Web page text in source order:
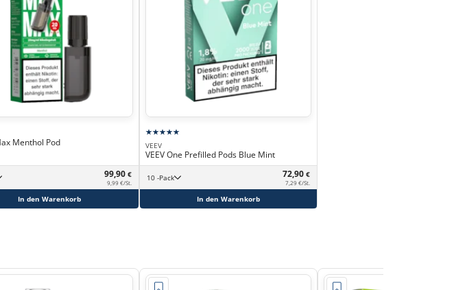
Menthol Pod
99,90 €
9,99 €/St.
In den Warenkorb
VEEV
VEEV One Prefilled Pods Blue Mint
10 -Pack 72,90 €
7,29 €/St.
In den Warenkorb